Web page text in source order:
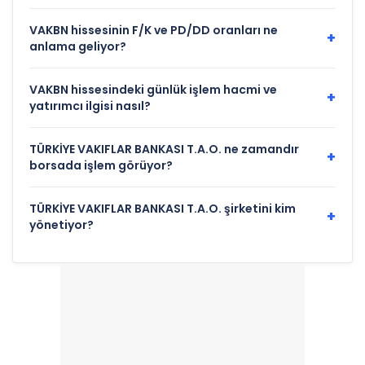
VAKBN hissesinin F/K ve PD/DD oranları ne
anlama geliyor?
+
VAKBN hissesindeki günlük işlem hacmi ve
yatırımcı ilgisi nasıl?
+
TÜRKİYE VAKIFLAR BANKASI T.A.O. ne zamandır
borsada işlem görüyor?
+
TÜRKİYE VAKIFLAR BANKASI T.A.O. şirketini kim
yönetiyor?
+